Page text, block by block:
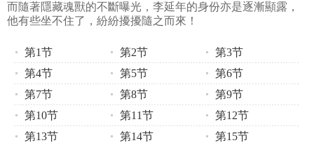
而隨著隱藏魂獸的不斷曝光，李延年的身份亦是逐漸顯露，
他有些坐不住了，紛紛擾擾隨之而來！
第1节 第2节
第3节
第4节
第5节
第6节
第7节
第8节
第9节
第10节
第11节
第12节
第13节
第14节
第15节